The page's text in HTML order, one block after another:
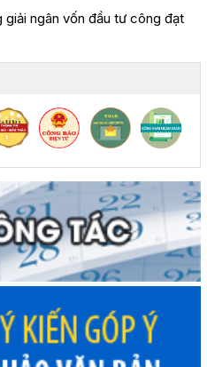
giải ngân vốn đầu tư công đạt